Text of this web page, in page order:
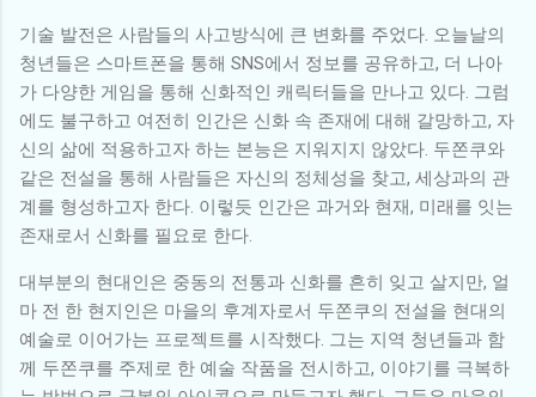
기술 발전은 사람들의 사고방식에 큰 변화를 주었다. 오늘날의
청년들은 스마트폰을 통해 SNS에서 정보를 공유하고, 더 나아
가 다양한 게임을 통해 신화적인 캐릭터들을 만나고 있다. 그럼
에도 불구하고 여전히 인간은 신화 속 존재에 대해 갈망하고, 자
신의 삶에 적용하고자 하는 본능은 지워지지 않았다. 두쫀쿠와
같은 전설을 통해 사람들은 자신의 정체성을 찾고, 세상과의 관
계를 형성하고자 한다. 이렇듯 인간은 과거와 현재, 미래를 잇는
존재로서 신화를 필요로 한다.
대부분의 현대인은 중동의 전통과 신화를 흔히 잊고 살지만, 얼
마 전 한 현지인은 마을의 후계자로서 두쫀쿠의 전설을 현대의
예술로 이어가는 프로젝트를 시작했다. 그는 지역 청년들과 함
께 두쫀쿠를 주제로 한 예술 작품을 전시하고, 이야기를 극복하